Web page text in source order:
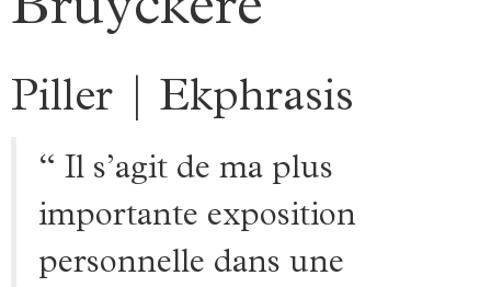
Bruyckere
Piller | Ekphrasis
“ Il s’agit de ma plus
importante exposition
personnelle dans une